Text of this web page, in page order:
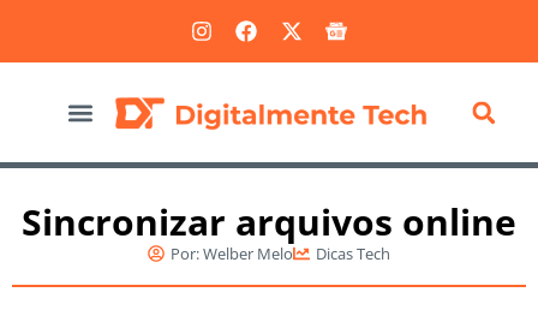
Sincronizar arquivos online
Por:Welber Melo Dicas Tech